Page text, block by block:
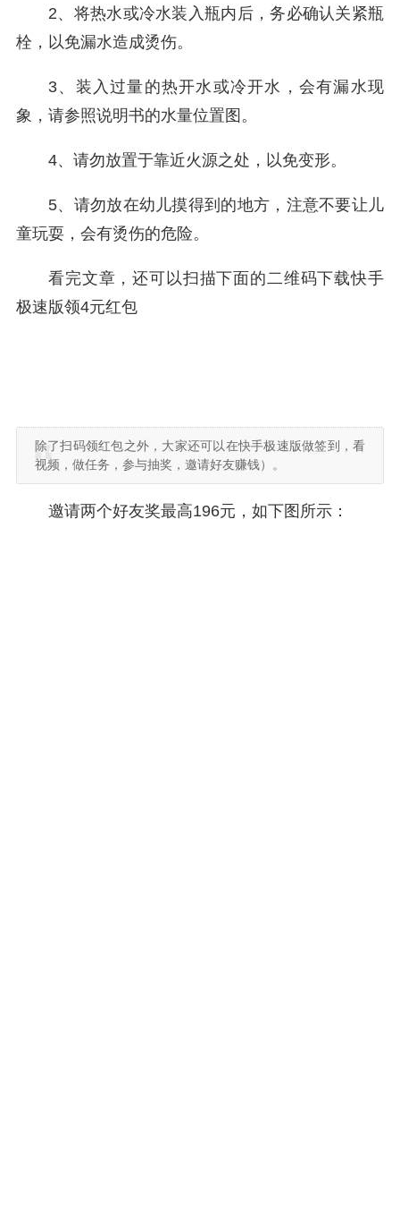
2、将热水或冷水装入瓶内后，务必确认关紧瓶
栓，以免漏水造成烫伤。
3、装入过量的热开水或冷开水，会有漏水现
象，请参照说明书的水量位置图。
4、请勿放置于靠近火源之处，以免变形。
5、请勿放在幼儿摸得到的地方，注意不要让儿
童玩耍，会有烫伤的危险。
看完文章，还可以扫描下面的二维码下载快手
极速版领4元红包
除了扫码领红包之外，大家还可以在快手极速版做签到，看
视频，做任务，参与抽奖，邀请好友赚钱）。
邀请两个好友奖最高196元，如下图所示：